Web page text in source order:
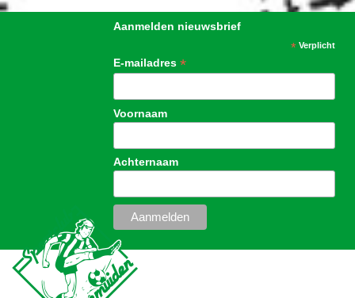
Aanmelden nieuwsbrief
*Verplicht
E-mailadres*
Voornaam
Achternaam